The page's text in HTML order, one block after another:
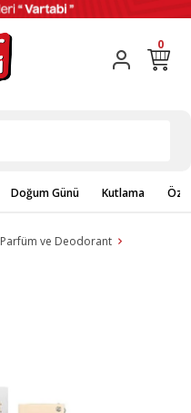
0
Doğum Günü Kutlama
Parfüm ve Deodorant